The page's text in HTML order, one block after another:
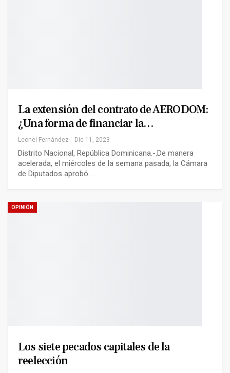
La extensión del contrato de AERODOM:
¿Una forma de financiar la…
Leonel Fernández Dic 11, 2023
Distrito Nacional, República Dominicana.-.De manera
acelerada, el miércoles de la semana pasada, la Cámara
de Diputados aprobó…
OPINIÓN
Los siete pecados capitales de la
reelección